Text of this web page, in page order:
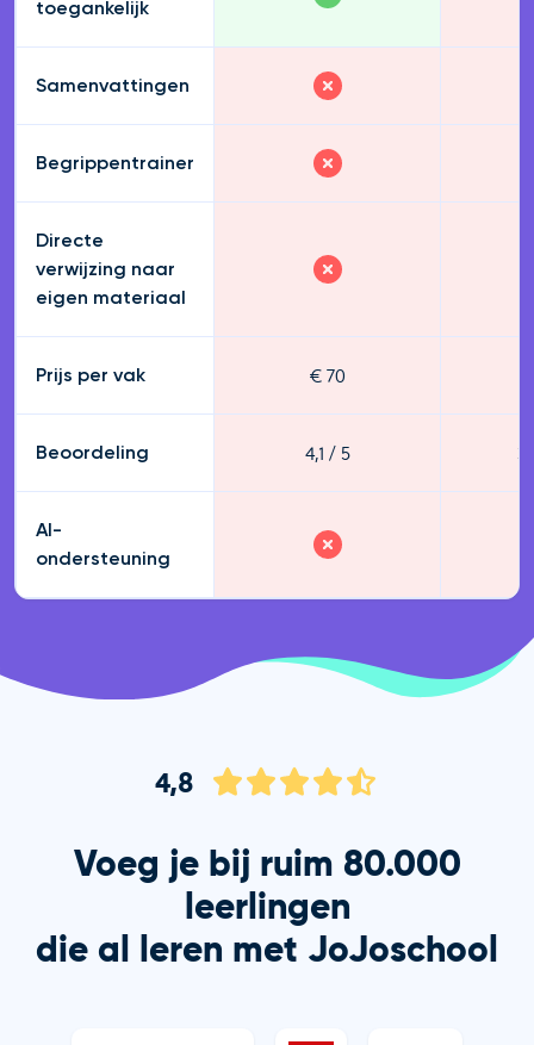
toegankelijk
Samenvattingen
Begrippentrainer
Directe
verwijzing naar
eigen materiaal
Prijs per vak € 70
Beoordeling 4,1 / 5
AI-
ondersteuning
4,8
Voeg je bij ruim 80.000
leerlingen
die al leren met JoJoschool